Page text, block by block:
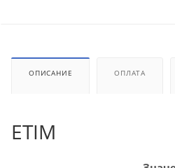
ОПИСАНИЕ ОПЛАТА
ETIM